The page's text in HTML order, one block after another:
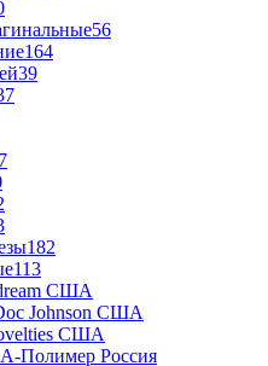
56
164
39
182
113